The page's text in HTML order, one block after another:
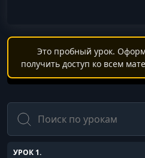
Это пробный урок.
получить доступ ко всем
Поиск
УРОК 1.